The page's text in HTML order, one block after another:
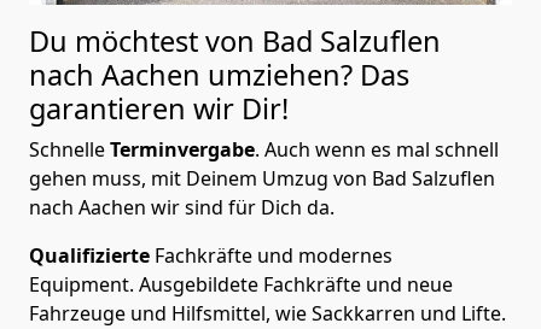
Du möchtest von Bad Salzuflen
nach Aachen umziehen? Das
garantieren wir Dir!
SchnelleTerminvergabe. Auch wenn es mal schnell
gehen muss, mit Deinem Umzug von Bad Salzuflen
nach Aachen wir sind für Dich da.
Qualifizierte Fachkräfte und modernes
Equipment. Ausgebildete Fachkräfte und neue
Fahrzeuge und Hilfsmittel, wie Sackkarren und Lifte.